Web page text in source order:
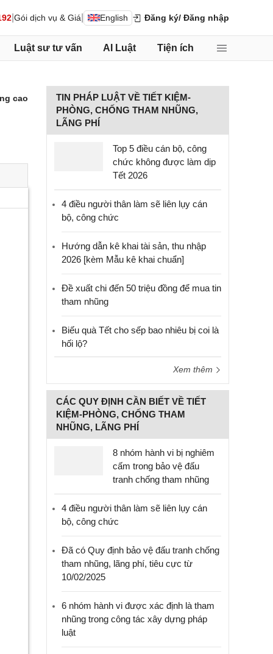
Gói dịch vụ & Giá English Đăng ký/ Đăng nhập
Luật sư tư vấn AI Luật Tiện ích
cao
TIN PHÁP LUẬT VỀ TIẾT KIỆM-
PHÒNG, CHỐNG THAM NHŨNG,
LÃNG PHÍ
Top 5 điều cán bộ, công
chức không được làm dịp
Tết 2026
4 điều người thân làm sẽ liên lụy cán
bộ, công chức
Hướng dẫn kê khai tài sản, thu nhập
2026 [kèm Mẫu kê khai chuẩn]
Đề xuất chi đến 50 triệu đồng để mua tin
tham nhũng
Biếu quà Tết cho sếp bao nhiêu bị coi là
hối lộ?
Xem thêm
CÁC QUY ĐỊNH CẦN BIẾT VỀ TIẾT
KIỆM-PHÒNG, CHỐNG THAM
NHŨNG, LÃNG PHÍ
8 nhóm hành vi bị nghiêm
cấm trong bảo vệ đấu
tranh chống tham nhũng
4 điều người thân làm sẽ liên lụy cán
bộ, công chức
Đã có Quy định bảo vệ đấu tranh chống
tham nhũng, lãng phí, tiêu cực từ
10/02/2025
6 nhóm hành vi được xác định là tham
nhũng trong công tác xây dựng pháp
luật